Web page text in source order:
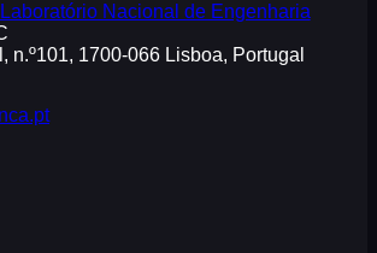
Nacional de Engenharia
n.º101, 1700-066 Lisboa, Portugal